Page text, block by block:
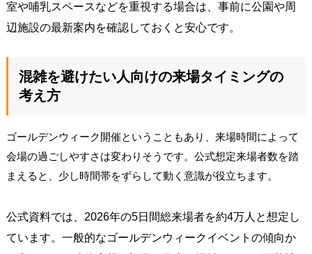
室や哺乳スペースなどを重視する場合は、事前に公園や周
辺施設の最新案内を確認しておくと安心です。
混雑を避けたい人向けの来場タイミングの
考え方
ゴールデンウィーク開催ということもあり、来場時間によって
会場の過ごしやすさは変わりそうです。公式想定来場者数を踏
まえると、少し時間帯をずらして動く意識が役立ちます。
公式資料では、2026年の5日間総来場者を約4万人と想定し
ています。一般的なゴールデンウィークイベントの傾向か